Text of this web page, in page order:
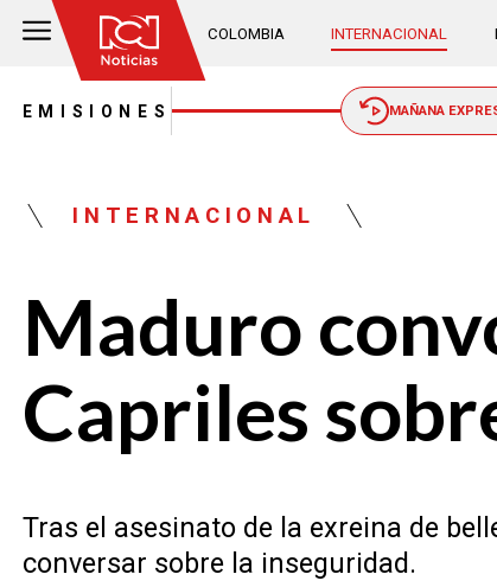
COLOMBIA INTERNACIONAL
EMISIONES MAÑANA
INTERNACIONAL
Maduro
Capriles
Tras el asesinato de la exreina de
conversar sobre la inseguridad.